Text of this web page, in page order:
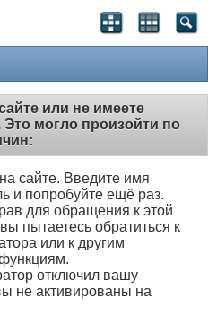
или не имеете
Это могло произойти по
сайте. Введите имя
и попробуйте ещё раз.
для обращения к этой
пытаетесь обратиться к
или к другим
отключил вашу
не активированы на